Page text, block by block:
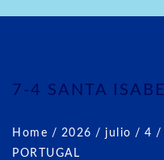
7-4 SANTA
Home / 2026 / julio / 4 /
PORTUGAL